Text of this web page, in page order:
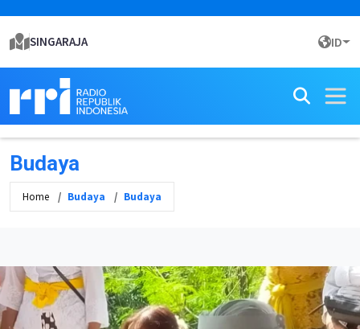
SINGARAJA ID
Budaya
Home Budaya Budaya